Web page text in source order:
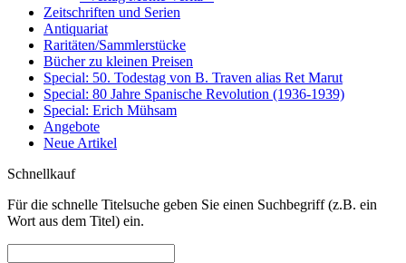
Zeitschriften und Serien
Antiquariat
Raritäten/Sammlerstücke
Bücher zu kleinen Preisen
Special: 50. Todestag von B. Traven alias Ret Marut
Special: 80 Jahre Spanische Revolution (1936-1939)
Special: Erich Mühsam
Angebote
Neue Artikel
Schnellkauf
Für die schnelle Titelsuche geben Sie einen Suchbegriff (z.B. ein
Wort aus dem Titel) ein.